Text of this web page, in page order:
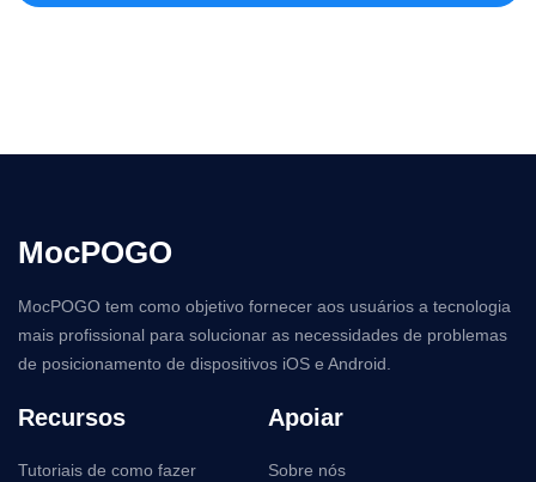
MocPOGO
MocPOGO tem como objetivo fornecer aos usuários a tecnologia
mais profissional para solucionar as necessidades de problemas
de posicionamento de dispositivos iOS e Android.
Recursos
Tutoriais de como fazer
Apoiar
Sobre nós